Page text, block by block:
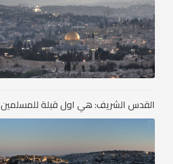
القدس الشريف: هي اول قبلة للمسلمين